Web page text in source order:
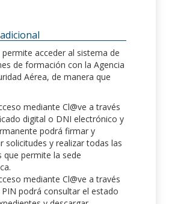
permite acceder al sistema de
de formación con la Agencia
Aérea, de manera que
mediante Cl@ve a través
digital o DNI electrónico y
podrá firmar y
solicitudes y realizar todas las
que permite la sede
mediante Cl@ve a través
PIN podrá consultar el estado